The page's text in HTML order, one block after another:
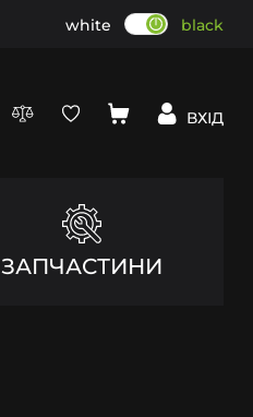
white black
ВХІД
ЗАПЧАСТИНИ